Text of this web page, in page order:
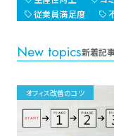
従業員満足度
New topics新着記
オフィス改善のコツ